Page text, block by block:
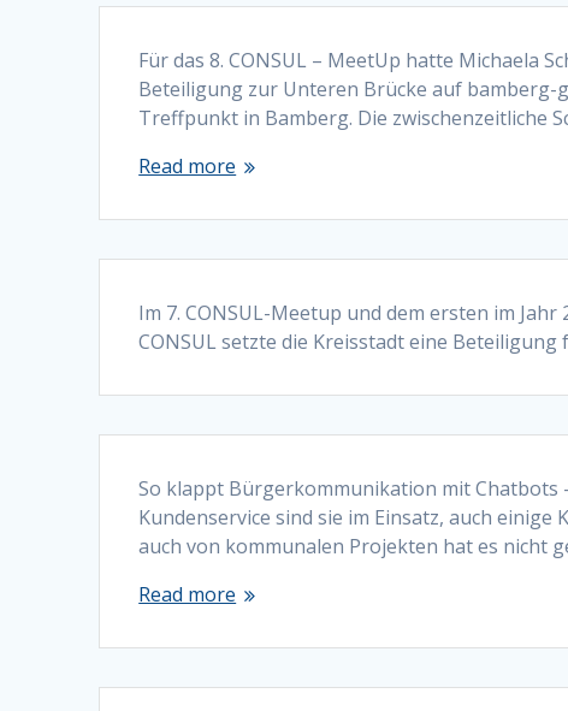
Für das 8. CONSUL – MeetUp hatte Michaela
Beteiligung zur Unteren Brücke auf
Treffpunkt in Bamberg. Die zwischenzeitliche
Read more
Im 7. CONSUL-Meetup und dem ersten im
CONSUL setzte die Kreisstadt eine
So klappt Bürgerkommunikation mit Chatbots
Kundenservice sind sie im Einsatz, auch
auch von kommunalen Projekten hat es nicht
Read more